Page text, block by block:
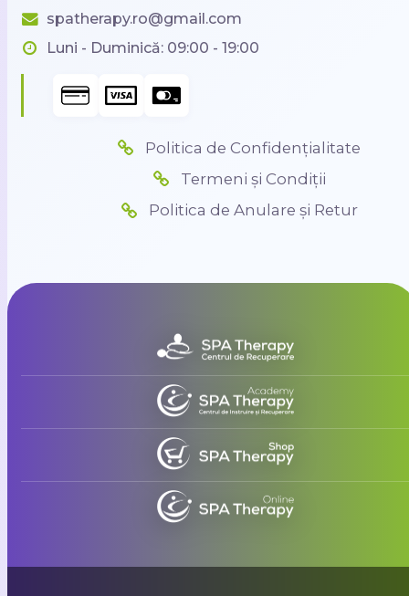
spatherapy.ro@gmail.com
Luni - Duminică: 09:00 - 19:00
Politica de Confidențialitate
Termeni și Condiții
Politica de Anulare și Retur